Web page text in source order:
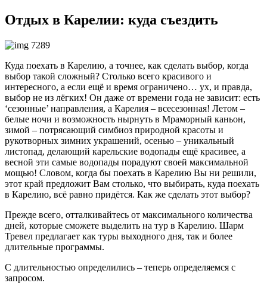
Отдых в Карелии: куда съездить
Куда поехать в Карелию, а точнее, как сделать выбор, когда
выбор такой сложный? Столько всего красивого и
интересного, а если ещё и время ограничено… ух, и правда,
выбор не из лёгких! Он даже от времени года не зависит: есть
‘сезонные’ направления, а Карелия – всесезонная! Летом –
белые ночи и возможность нырнуть в Мраморный каньон,
зимой – потрясающий симбиоз природной красоты и
рукотворных зимних украшений, осенью – уникальный
листопад, делающий карельские водопады ещё красивее, а
весной эти самые водопады порадуют своей максимальной
мощью! Словом, когда бы поехать в Карелию Вы ни решили,
этот край предложит Вам столько, что выбирать, куда поехать
в Карелию, всё равно придётся. Как же сделать этот выбор?
Прежде всего, отталкивайтесь от максимального количества
дней, которые сможете выделить на тур в Карелию. Шарм
Тревел предлагает как туры выходного дня, так и более
длительные программы.
С длительностью определились – теперь определяемся с
запросом.